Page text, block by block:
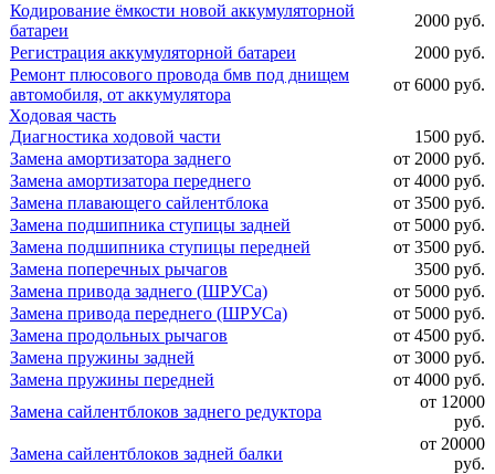
Кодирование ёмкости новой аккумуляторной
батареи
2000 руб.
Регистрация аккумуляторной батареи
2000 руб.
Ремонт плюсового провода бмв под днищем
автомобиля, от аккумулятора
от 6000 руб.
Ходовая часть
Диагностика ходовой части
1500 руб.
Замена амортизатора заднего
от 2000 руб.
Замена амортизатора переднего
от 4000 руб.
Замена плавающего сайлентблока
от 3500 руб.
Замена подшипника ступицы задней
от 5000 руб.
Замена подшипника ступицы передней
от 3500 руб.
Замена поперечных рычагов
3500 руб.
Замена привода заднего (ШРУСа)
от 5000 руб.
Замена привода переднего (ШРУСа)
от 5000 руб.
Замена продольных рычагов
от 4500 руб.
Замена пружины задней
от 3000 руб.
Замена пружины передней
от 4000 руб.
Замена сайлентблоков заднего редуктора
от 12000
руб.
Замена сайлентблоков задней балки
от 20000
руб.